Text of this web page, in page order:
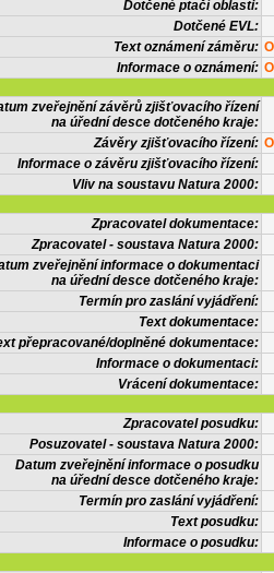
Dotčené ptačí oblasti:
Dotčené EVL:
Text oznámení záměru:
Informace o oznámení:
zveřejnění závěrů zjišťovacího řízení
na úřední desce dotčeného kraje:
Závěry zjišťovacího řízení:
Informace o závěru zjišťovacího řízení:
Vliv na soustavu Natura 2000:
Zpracovatel dokumentace:
Zpracovatel - soustava Natura 2000:
zveřejnění informace o dokumentaci
na úřední desce dotčeného kraje:
Termín pro zaslání vyjádření:
Text dokumentace:
přepracované/doplněné dokumentace:
Informace o dokumentaci:
Vrácení dokumentace:
Zpracovatel posudku:
Posuzovatel - soustava Natura 2000:
Datum zveřejnění informace o posudku
na úřední desce dotčeného kraje:
Termín pro zaslání vyjádření:
Text posudku:
Informace o posudku: